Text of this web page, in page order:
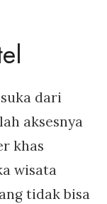
dari
aksesnya
khas
wisata
tidak bisa